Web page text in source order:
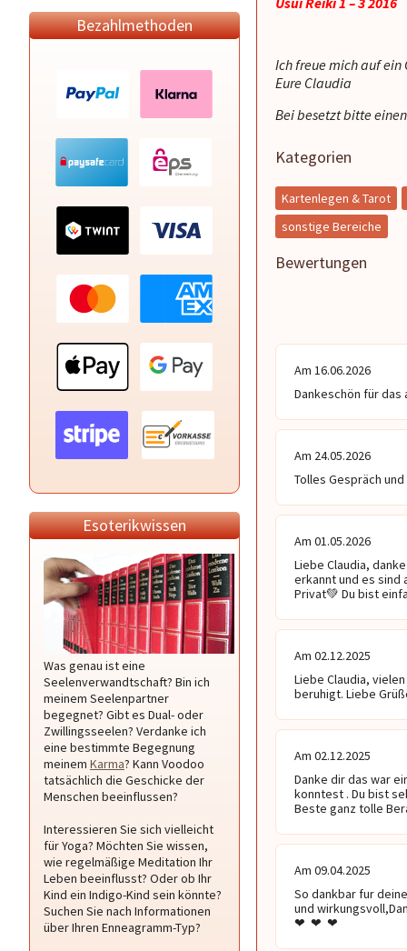
Bezahlmethoden
Esoterikwissen
Was genau ist eine
Seelenverwandtschaft? Bin ich
meinem Seelenpartner
begegnet? Gibt es Dual- oder
Zwillingsseelen? Verdanke ich
eine bestimmte Begegnung
meinem Karma? Kann Voodoo
tatsächlich die Geschicke der
Menschen beeinflussen?
Interessieren Sie sich vielleicht
für Yoga? Möchten Sie wissen,
wie regelmäßige Meditation Ihr
Leben beeinflusst? Oder ob Ihr
Kind ein Indigo-Kind sein könnte?
Suchen Sie nach Informationen
über Ihren Enneagramm-Typ?
Ich freue mich auf ein
Eure Claudia
Bei besetzt bitte
Kategorien
Kartenlegen & Tarot
sonstige Bereiche
Bewertungen
Am 16.06.2026
Dankeschön für
Am 24.05.2026
Tolles Gespräch
Am 01.05.2026
Liebe Claudia,
erkannt und es sind
Privat💚 Du bist
Am 02.12.2025
Liebe Claudia,
beruhigt. Liebe
Am 02.12.2025
Danke dir das war
konntest . Du bist
Beste ganz tolle
Am 09.04.2025
So dankbar fur
und
❤  ❤  ❤